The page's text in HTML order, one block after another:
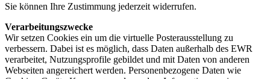
Sie können Ihre Zustimmung jederzeit widerrufen.
Verarbeitungszwecke
Wir setzen Cookies ein um die virtuelle Posterausstellung zu
verbessern. Dabei ist es möglich, dass Daten außerhalb des EWR
verarbeitet, Nutzungsprofile gebildet und mit Daten von anderen
Webseiten angereichert werden. Personenbezogene Daten wie